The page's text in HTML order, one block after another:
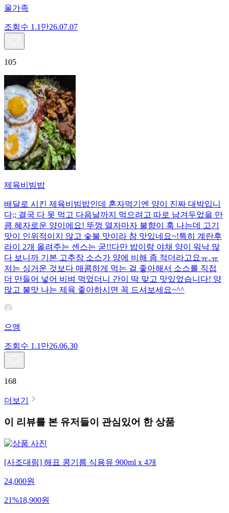
울가족
조회수 1.1만26.07.07
105
제육비빔밥
배달로 시킨 제육비빔밥인데 혼자먹기엔 양이 진짜 대박입니
다;; 결국 다 못 먹고 다음날까지 먹으려고 따로 남겨두었을 만
큼 혜자로운 양이에요! 뚜껑 열자마자 불향이 훅 나는데 고기
맛이 인위적이지 않고 숯불 맛이라 참 맛있네요~!특히 계란후
라이 2개 올려주는 센스는 굳!! ​다만 밥이랑 야채 양이 워낙 많
다 보니까 기본 고추장 소스가 양에 비해 좀 적더라고요ㅠ.ㅠ
저는 싱거운 것보다 매콤하게 먹는 걸 좋아해서 소스를 직접
더 만들어 넣어 비벼 먹었더니 간이 딱 맞고 맛있었습니다! 양
많고 불맛 나는 제육 좋아하시면 꼭 드셔보세요~^^
으앵
조회수 1.1만26.06.30
168
더보기
이 리뷰를 본 유저들이 관심있어 한 상품
[사조대림] 해표 콩기름 식용유 900ml x 4개
24,000원
21%18,900원